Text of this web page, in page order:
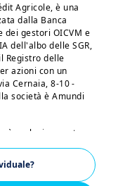
Agricole, è una
dalla Banca
dei gestori OICVM e
dell'albo delle SGR,
Registro delle
azioni con un
Cernaia, 8-10 -
società è Amundi
è esclusivamente
accedono al sito
dotato di un sito web
pagina e di